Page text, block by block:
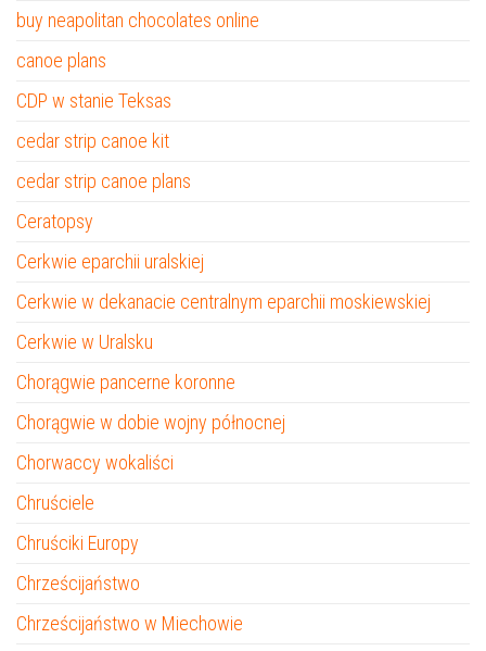
buy neapolitan chocolates online
canoe plans
CDP w stanie Teksas
cedar strip canoe kit
cedar strip canoe plans
Ceratopsy
Cerkwie eparchii uralskiej
Cerkwie w dekanacie centralnym eparchii moskiewskiej
Cerkwie w Uralsku
Chorągwie pancerne koronne
Chorągwie w dobie wojny północnej
Chorwaccy wokaliści
Chruściele
Chruściki Europy
Chrześcijaństwo
Chrześcijaństwo w Miechowie